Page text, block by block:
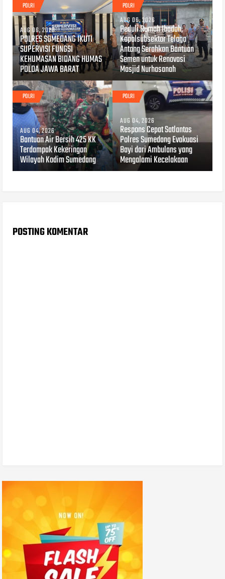
POLRI
AUG 06, 2026
POLRES SUMEDANG IKUTI
SUPERVISI FUNGSI
KEHUMASAN BIDANG HUMAS
POLDA JAWA BARAT
POLRI
AUG 06, 2026
Peduli Rumah Ibadah,
Kapolsubsektor Telaga
Antang Serahkan Bantuan
Semen untuk Renovasi
Masjid Nurhasanah
POLRI
AUG 04, 2026
Bantuan Air Bersih 425 KK
Terdampak Kekeringan
Wilayah Kodim Sumedang
POLRI
AUG 04, 2026
Respons Cepat Satlantas
Polres Sumedang Evakuasi
Bayi dari Ambulans yang
Mengalami Kecelakaan
POSTING KOMENTAR